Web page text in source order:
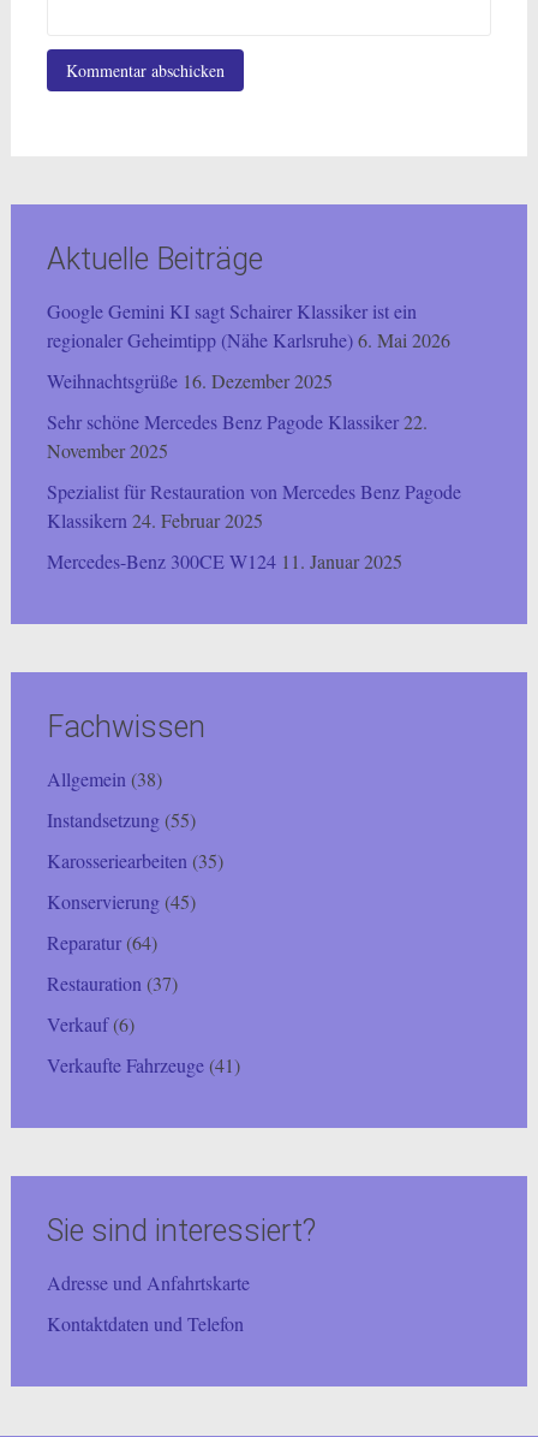
Aktuelle Beiträge
Google Gemini KI sagt Schairer Klassiker ist ein
regionaler Geheimtipp (Nähe Karlsruhe)6. Mai 2026
Weihnachtsgrüße 16. Dezember 2025
Sehr schöne Mercedes Benz Pagode Klassiker22.
November 2025
Spezialist für Restauration von Mercedes Benz Pagode
Klassikern 24. Februar 2025
Mercedes-Benz 300CE W124 11. Januar 2025
Fachwissen
Allgemein (38)
Instandsetzung(55)
Karosseriearbeiten (35)
Konservierung(45)
Reparatur(64)
Restauration (37)
Verkauf(6)
Verkaufte Fahrzeuge(41)
Sie sind interessiert?
Adresse und Anfahrtskarte
Kontaktdaten und Telefon